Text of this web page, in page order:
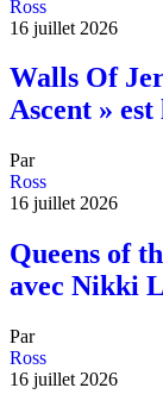
Ross
16 juillet 2026
Walls Of
Ascent »
Par
Ross
16 juillet 2026
Queens of
avec Nikki
Par
Ross
16 juillet 2026